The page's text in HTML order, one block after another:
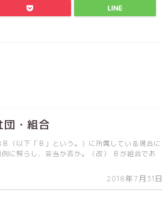
・組合
2018年7月31日
（以下「Ｂ」という。）に所属している場合に
に照らし、妥当か否か。（改） Ｂが組合であ